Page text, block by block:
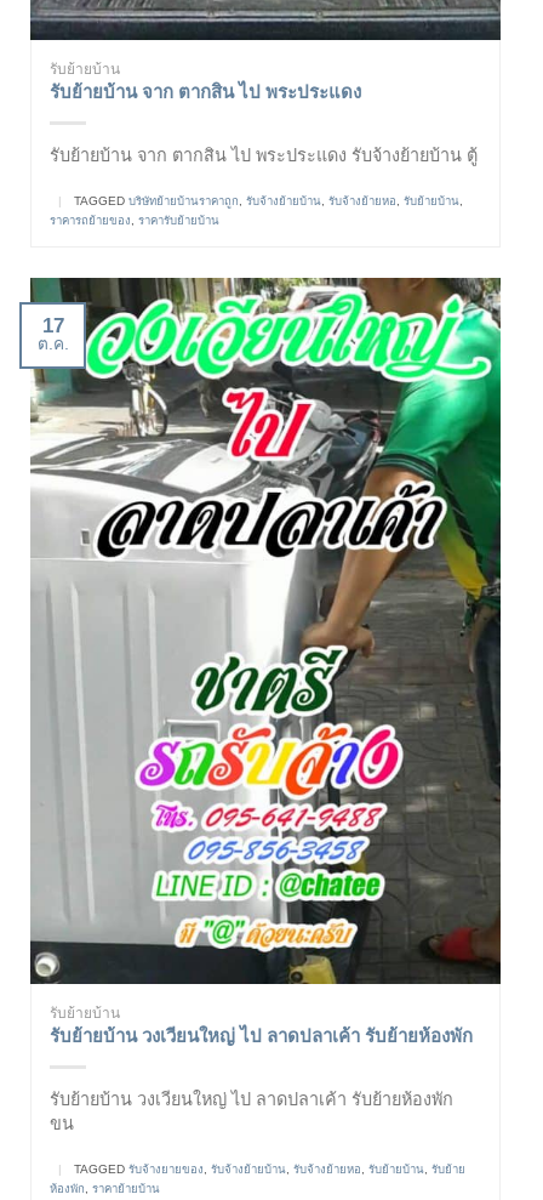
รับย้ายบ้าน
รับย้ายบ้าน จาก ตากสิน ไป พระประแดง
รับย้ายบ้าน จาก ตากสิน ไป พระประแดง รับจ้างย้ายบ้าน ตู้
| TAGGED บริษัทย้ายบ้านราคาถูก รับจ้างย้ายบ้าน รับจ้างย้ายหอ รับย้ายบ้าน
ราคารถย้ายของ
ราคารับย้ายบ้าน
17
ต.ค.
รับย้ายบ้าน
รับย้ายบ้าน วงเวียนใหญ่ ไป ลาดปลาเค้า รับย้ายห้องพัก
รับย้ายบ้าน วงเวียนใหญ่ ไป ลาดปลาเค้า รับย้ายห้องพัก
ขน
TAGGED รับจ้างยายของ, รับจ้างย้ายบ้าน, รับจ้างย้ายหอ, รับย้ายบ้าน, รับย้าย
ห้องพัก, ราคาย้ายบ้าน